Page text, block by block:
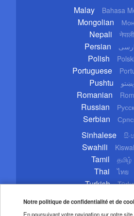
Malay Bahasa
Mongolian
Nepali नेपाली
Persian
Polish
Portuguese
Pushtu پښتو
Romanian
Russian
Serbian
Sinhalese
Swahili
Tamil தமிழ்
Thai ไทย
Turkish
Urdu
Notre politique de confidentialité et de
En poursuivant votre navigation sur notre